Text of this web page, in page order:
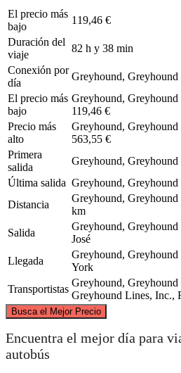
El precio más
bajo
119,46 €
Duración del
viaje
82 h y 38 min
Conexión por
día
Greyhound,
El precio más
bajo
Greyhound,
119,46 €
Precio más
alto
Greyhound,
563,55 €
Primera
salida
Greyhound,
Última salida Greyhound,
Distancia
Greyhound,
km
Salida
Greyhound,
José
Llegada
Greyhound,
York
Transportistas
Greyhound, Greyhound
Greyhound Lines, Inc.,
Busca el Mejor Precio
©
Encuentra el mejor día para
autobús